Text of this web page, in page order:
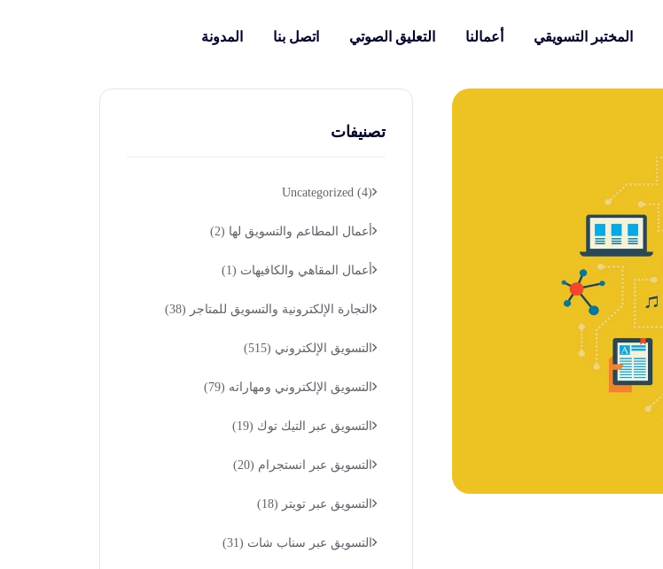
المختبر التسويقي أعمالنا التعليق الصوتي اتصل بنا المدونة
تصنيفات
Uncategorized (4)
أعمال المطاعم والتسويق لها (2)
أعمال المقاهي والكافيهات (1)
التجارة الإلكترونية والتسويق للمتاجر (38)
التسويق الإلكتروني (515)
التسويق الإلكتروني ومهاراته (79)
التسويق عبر التيك توك (19)
التسويق عبر انستجرام (20)
التسويق عبر تويتر (18)
التسويق عبر سناب شات (31)